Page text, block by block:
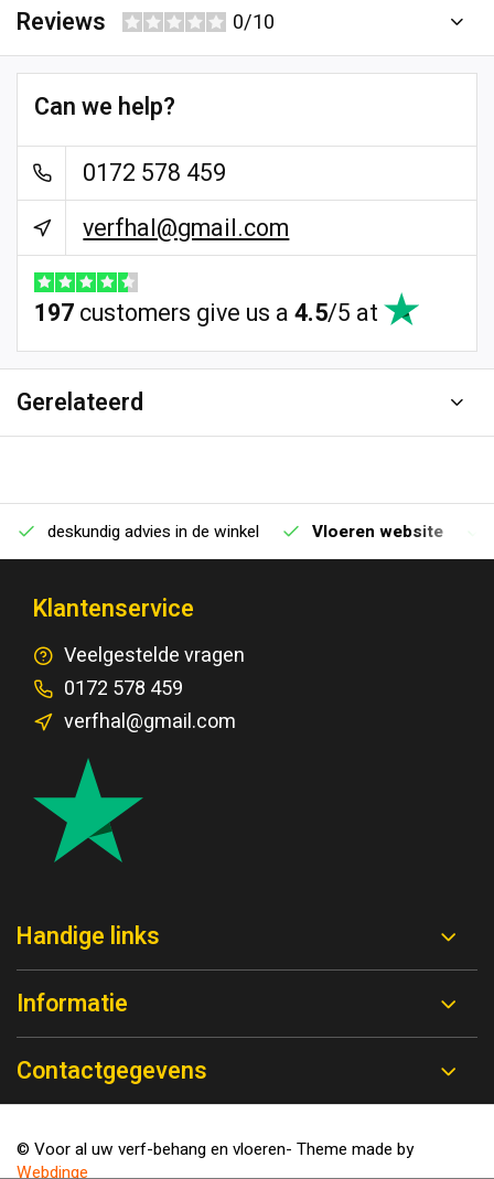
Reviews 0/10
Can we help?
0172 578 459
verfhal@gmail.com
197customers give us a4.5/5 at
Gerelateerd
deskundig advies in de winkel Vloeren website
Klantenservice
Veelgestelde vragen
0172 578 459
verfhal@gmail.com
Handige links
Informatie
Contactgegevens
© Voor al uw verf-behang en vloeren- Theme made by
Webdinge